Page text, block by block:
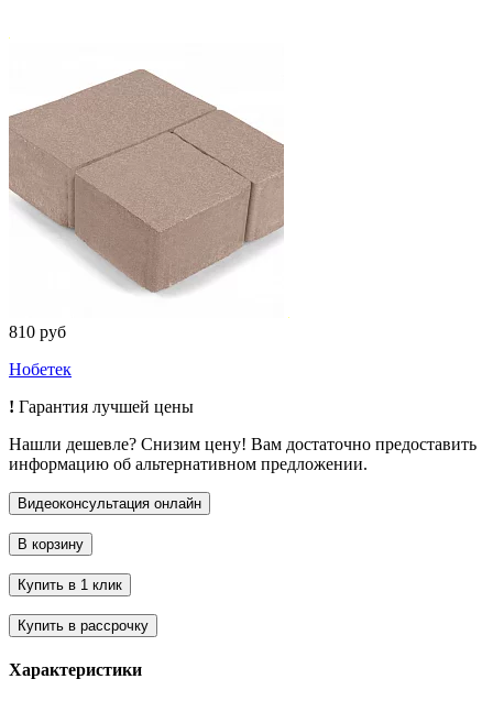
810 руб
Нобетек
! Гарантия лучшей цены
Нашли дешевле? Снизим цену! Вам достаточно предоставить
информацию об альтернативном предложении.
Характеристики